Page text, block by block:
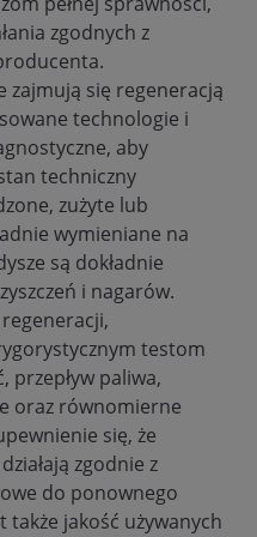
zgodnych z
zajmują się regeneracją
technologie i
aby
techniczny
zużyte lub
wymieniane na
są dokładnie
i nagarów.
testom
przepływ paliwa,
oraz równomierne
się, że
zgodnie z
do ponownego
także jakość używanych